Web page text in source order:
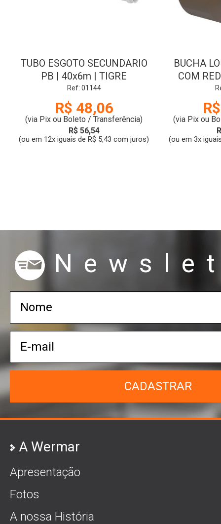
TUBO ESGOTO SECUNDARIO
PB | 40x6m | TIGRE
Ref: 01144
R$ 48,06
(via Pix ou Boleto / Transferência)
R$ 56,54
(ou em 12x iguais de R$ 5,43 com juros)
BUCHA
COM
(via Pix ou
(ou em 3x
CADASTRAR
A Wermar
Apresentação
Fotos
A nossa História